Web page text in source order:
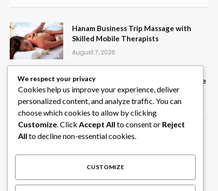
Hanam Business Trip Massage with
Skilled Mobile Therapists
August 7, 2026
Create Random Picks Instantly with the
Wheel of Names Tool on ClassTools24
August 6, 2026
Privater Chauffeur in Südindien für
August 6, 2026
We respect your privacy
Cookies help us improve your experience, deliver
personalized content, and analyze traffic. You can
choose which cookies to allow by clicking
Customize. Click Accept All to consent or Reject
All to decline non-essential cookies.
CUSTOMIZE